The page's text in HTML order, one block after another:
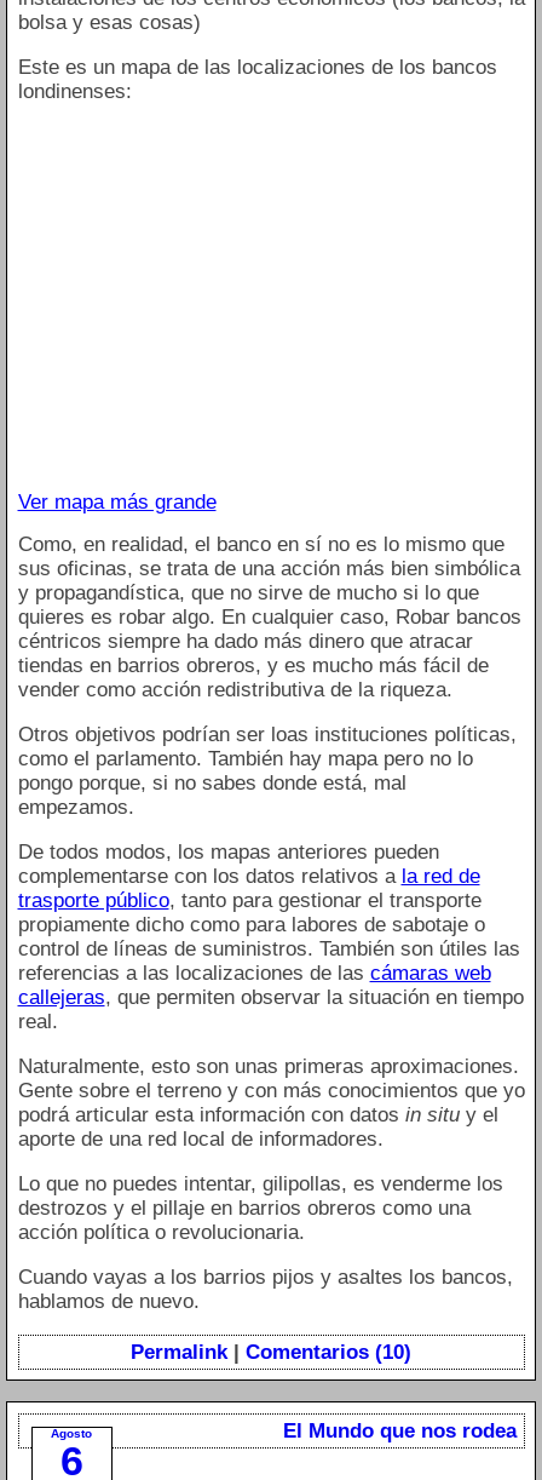
bolsa y esas cosas)
Este es un mapa de las localizaciones de los bancos
londinenses:
Ver mapa más grande
Como, en realidad, el banco en sí no es lo mismo que
sus oficinas, se trata de una acción más bien simbólica
y propagandística, que no sirve de mucho si lo que
quieres es robar algo. En cualquier caso, Robar bancos
céntricos siempre ha dado más dinero que atracar
tiendas en barrios obreros, y es mucho más fácil de
vender como acción redistributiva de la riqueza.
Otros objetivos podrían ser loas instituciones políticas,
como el parlamento. También hay mapa pero no lo
pongo porque, si no sabes donde está, mal
empezamos.
De todos modos, los mapas anteriores pueden
complementarse con los datos relativos a la red de
trasporte público, tanto para gestionar el transporte
propiamente dicho como para labores de sabotaje o
control de líneas de suministros. También son útiles las
referencias a las localizaciones de las cámaras web
callejeras, que permiten observar la situación en tiempo
real.
Naturalmente, esto son unas primeras aproximaciones.
Gente sobre el terreno y con más conocimientos que yo
podrá articular esta información con datos in situy el
aporte de una red local de informadores.
Lo que no puedes intentar, gilipollas, es venderme los
destrozos y el pillaje en barrios obreros como una
acción política o revolucionaria.
Cuando vayas a los barrios pijos y asaltes los bancos,
hablamos de nuevo.
Permalink | Comentarios (10)
Agosto
6
El Mundo que nos rodea